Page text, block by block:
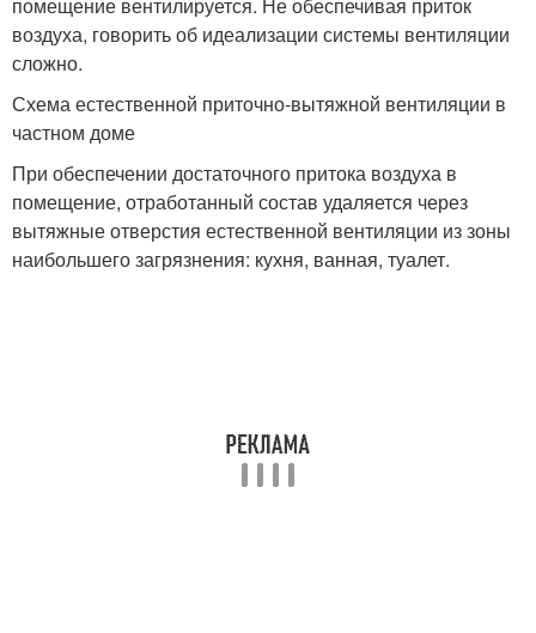
воздуха, говорить об идеализации системы вентиляции
сложно.
Схема естественной приточно-вытяжной вентиляции в
частном доме
При обеспечении достаточного притока воздуха в
помещение, отработанный состав удаляется через
вытяжные отверстия естественной вентиляции из зоны
наибольшего загрязнения: кухня, ванная, туалет.